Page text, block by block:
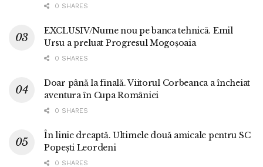
0 SHARES
EXCLUSIV/Nume nou pe banca tehnică. Emil
Ursu a preluat Progresul Mogoșoaia
0 SHARES
Doar până la finală. Viitorul Corbeanca a încheiat
aventura în Cupa României
0 SHARES
În linie dreaptă. Ultimele două amicale pentru SC
Popești Leordeni
0 SHARES